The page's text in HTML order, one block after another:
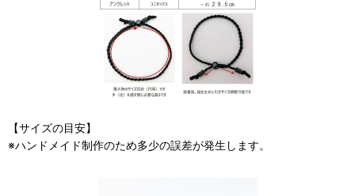
【サイズの目安】
※ハンドメイド制作のため多少の誤差が発生します。